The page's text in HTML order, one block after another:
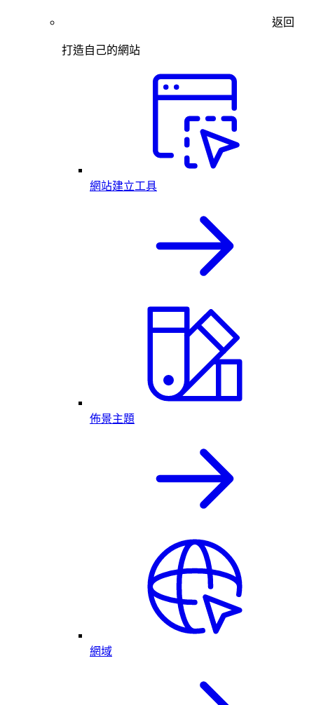
返回
打造自己的網站
網站建立工具
佈景主題
網域